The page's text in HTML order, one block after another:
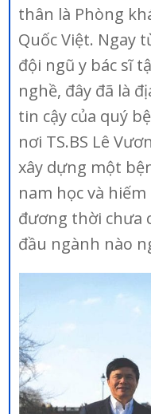
thân là Phòng
Quốc Việt. Ngay
đội ngũ y bác sĩ
nghề, đây đã là
tin cậy của quý
nơi TS.BS Lê
xây dựng một
nam học và
đương thời chưa
đầu ngành nào